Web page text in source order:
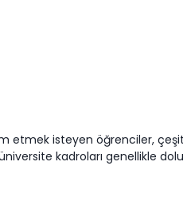
etmek isteyen öğrenciler,
kadroları genellikle